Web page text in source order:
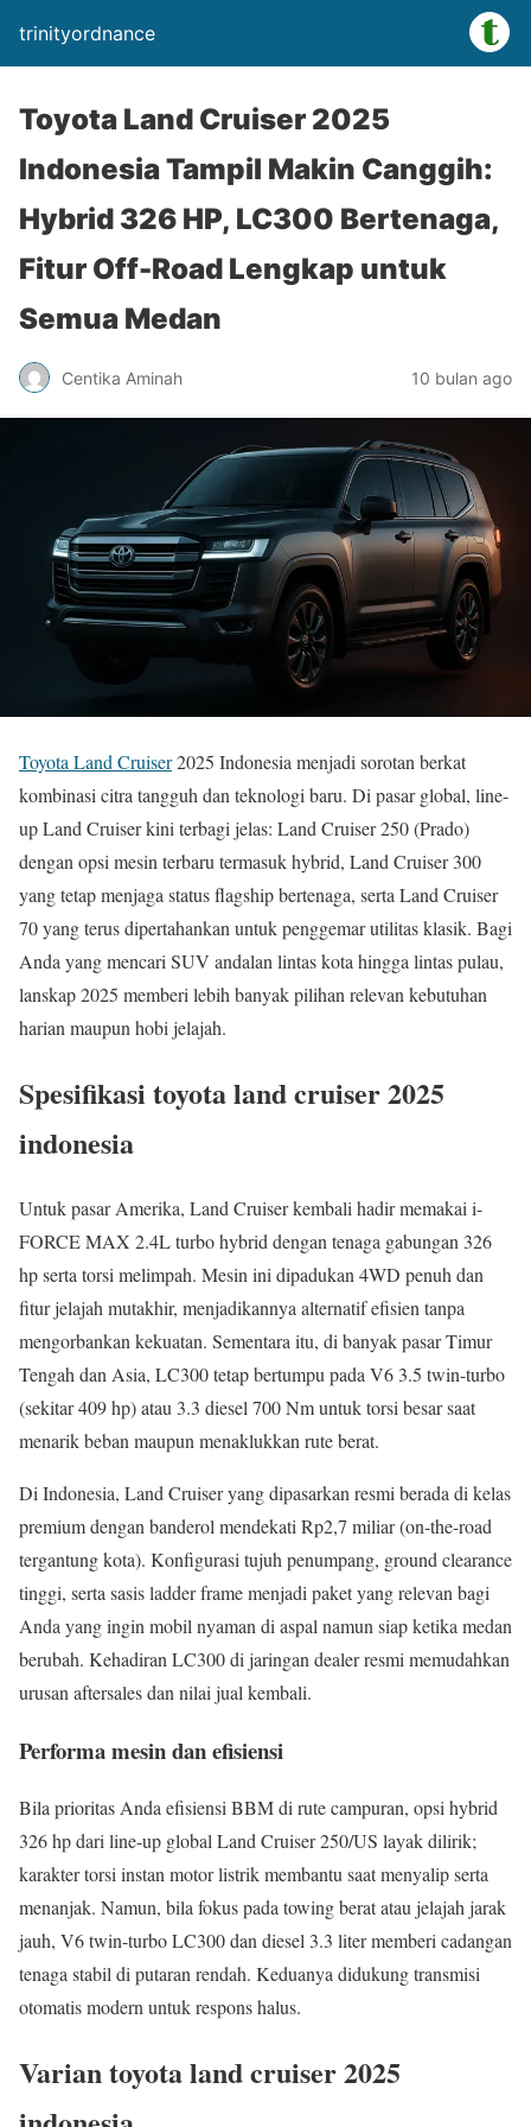
trinityordnance
Toyota Land Cruiser 2025
Indonesia Tampil Makin Canggih:
Hybrid 326 HP, LC300 Bertenaga,
Fitur Off-Road Lengkap untuk
Semua Medan
Centika Aminah 10 bulan ago
Toyota Land Cruiser2025 Indonesia menjadi sorotan berkat
kombinasi citra tangguh dan teknologi baru. Di pasar global, line-
up Land Cruiser kini terbagi jelas: Land Cruiser 250 (Prado)
dengan opsi mesin terbaru termasuk hybrid, Land Cruiser 300
yang tetap menjaga status flagship bertenaga, serta Land Cruiser
70 yang terus dipertahankan untuk penggemar utilitas klasik. Bagi
Anda yang mencari SUV andalan lintas kota hingga lintas pulau,
lanskap 2025 memberi lebih banyak pilihan relevan kebutuhan
harian maupun hobi jelajah.
Spesifikasi toyota land cruiser 2025
indonesia
Untuk pasar Amerika, Land Cruiser kembali hadir memakai i-
FORCE MAX 2.4L turbo hybrid dengan tenaga gabungan 326
hp serta torsi melimpah. Mesin ini dipadukan 4WD penuh dan
fitur jelajah mutakhir, menjadikannya alternatif efisien tanpa
mengorbankan kekuatan. Sementara itu, di banyak pasar Timur
Tengah dan Asia, LC300 tetap bertumpu pada V6 3.5 twin-turbo
(sekitar 409 hp) atau 3.3 diesel 700 Nm untuk torsi besar saat
menarik beban maupun menaklukkan rute berat.
Di Indonesia, Land Cruiser yang dipasarkan resmi berada di kelas
premium dengan banderol mendekati Rp2,7 miliar (on-the-road
tergantung kota). Konfigurasi tujuh penumpang, ground clearance
tinggi, serta sasis ladder frame menjadi paket yang relevan bagi
Anda yang ingin mobil nyaman di aspal namun siap ketika medan
berubah. Kehadiran LC300 di jaringan dealer resmi memudahkan
urusan aftersales dan nilai jual kembali.
Performa mesin dan efisiensi
Bila prioritas Anda efisiensi BBM di rute campuran, opsi hybrid
326 hp dari line-up global Land Cruiser 250/US layak dilirik;
karakter torsi instan motor listrik membantu saat menyalip serta
menanjak. Namun, bila fokus pada towing berat atau jelajah jarak
jauh, V6 twin-turbo LC300 dan diesel 3.3 liter memberi cadangan
tenaga stabil di putaran rendah. Keduanya didukung transmisi
otomatis modern untuk respons halus.
Varian toyota land cruiser 2025